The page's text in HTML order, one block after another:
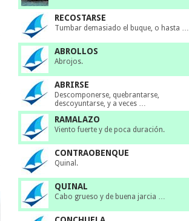
RECOSTARSE
Tumbar demasiado el buque, o hasta …
ABROLLOS
Abrojos.
ABRIRSE
Descomponerse, quebrantarse,
descoyuntarse, y a veces …
RAMALAZO
Viento fuerte y de poca duración.
CONTRAOBENQUE
Quinal.
QUINAL
Cabo grueso y de buena jarcia …